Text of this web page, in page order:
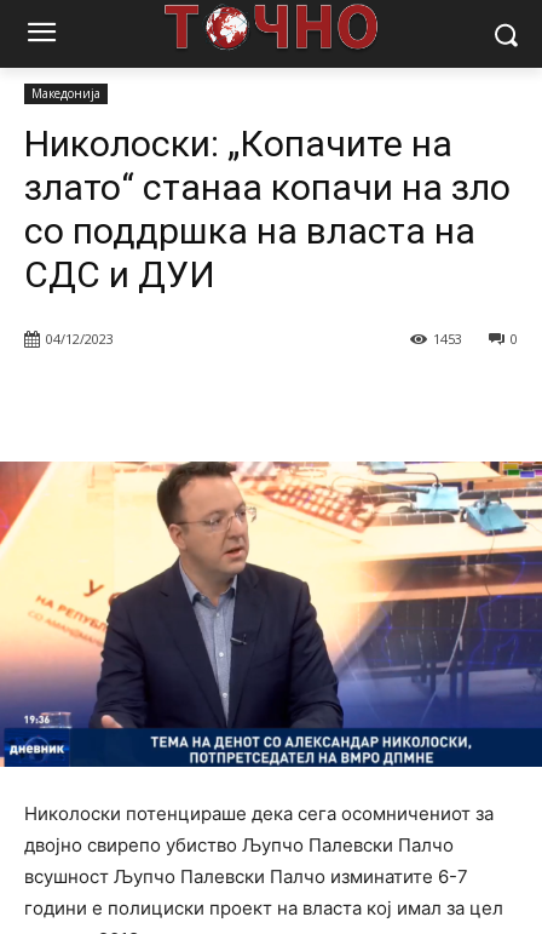
Почетна Македонија
Николоски: „Копачите на злато“
Македонија
Николоски: „Копачите на
злато“ станаа копачи на зло
со поддршка на власта на
СДС и ДУИ
04/12/2023 0
1453
Николоски потенцираше дека сега осомничениот за
двојно свирепо убиство Љупчо Палевски Палчо
всушност Љупчо Палевски Палчо изминатите 6-7
години е полициски проект на власта кој имал за цел